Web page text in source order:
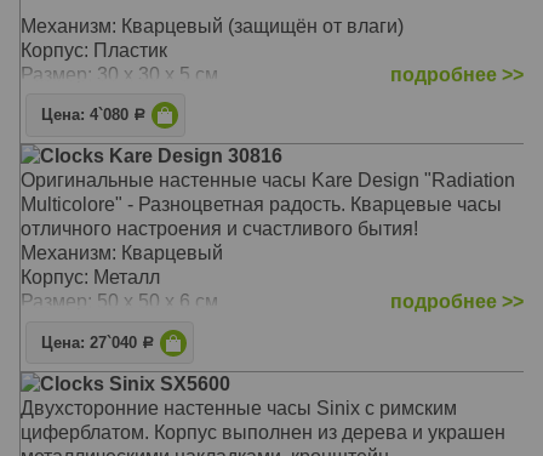
Механизм: Кварцевый (защищён от влаги)
Корпус: Пластик
Размер: 30 х 30 х 5 см
подробнее >>
Цена: 4`080 Р
Clocks Kare Design 30816
Оригинальные настенные часы Kare Design "Radiation
Multicolore" - Разноцветная радость. Кварцевые часы
отличного настроения и счастливого бытия!
Механизм: Кварцевый
Корпус: Металл
Размер: 50 х 50 х 6 см
подробнее >>
Цена: 27`040 Р
Clocks Sinix SX5600
Двухсторонние настенные часы Sinix с римским
циферблатом. Корпус выполнен из дерева и украшен